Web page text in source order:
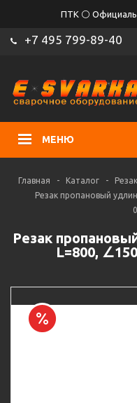
ПТК ⚪
+7 495 799-89-40
МЕНЮ
Главная - Каталог -
Резак пропановый
Резак
L=800,